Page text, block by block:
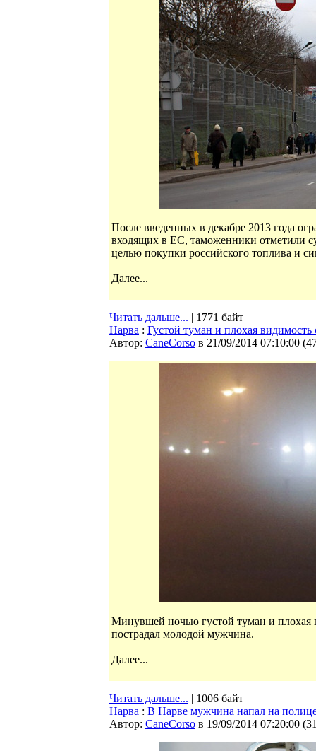
После введенных в декабре 2013 года
входящих в ЕС, таможенники отметили
целью покупки российского топлива и
Далее...
Читать дальше... | 1771 байт
Нарва : Густой туман и плохая
Автор: CaneCorso в 21/09/2014 07:10:00 (
Минувшей ночью густой туман и плохая
пострадал молодой мужчина.
Далее...
Читать дальше... | 1006 байт
Нарва : В Нарве мужчина напал на
Автор: CaneCorso в 19/09/2014 07:20:00 (